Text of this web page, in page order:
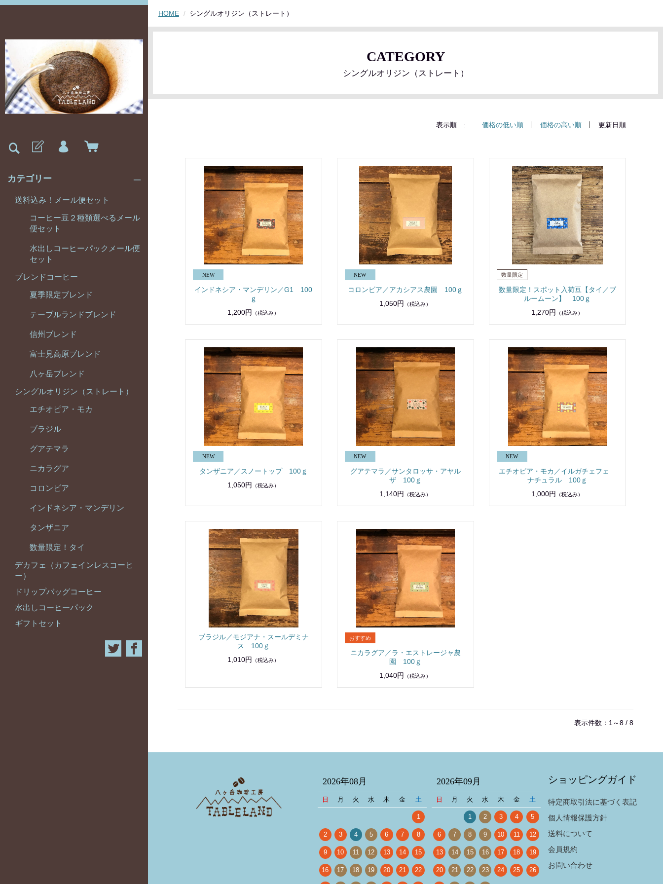
カテゴリー
送料込み！メール便セット
コーヒー豆２種類選べるメール
便セット
水出しコーヒーパックメール便
セット
ブレンドコーヒー
夏季限定ブレンド
テーブルランドブレンド
信州ブレンド
富士見高原ブレンド
八ヶ岳ブレンド
シングルオリジン（ストレート）
エチオピア・モカ
ブラジル
グアテマラ
ニカラグア
コロンビア
インドネシア・マンデリン
タンザニア
数量限定！タイ
デカフェ（カフェインレスコーヒ
ー）
ドリップバッグコーヒー
水出しコーヒーパック
ギフトセット
HOME シングルオリジン（ストレート）
CATEGORY
シングルオリジン（ストレート）
表示順 : 価格の低い順 価格の高い順 更新日順
インドネシア・マンデリン／G1 100
ｇ
1,200円
（税込み）
コロンビア／アカシアス農園 100ｇ
1,050円
（税込み）
数量限定！スポット入荷豆【タイ／ブ
ルームーン】 100ｇ
1,270円
（税込み）
タンザニア／スノートップ 100ｇ
1,050円
（税込み）
グアテマラ／サンタロッサ・アヤル
ザ 100ｇ
1,140円
（税込み）
エチオピア・モカ／イルガチェフェ
ナチュラル 100ｇ
1,000円
（税込み）
ブラジル／モジアナ・スールデミナ
ス 100ｇ
1,010円
（税込み）
ニカラグア／ラ・エストレージャ農
園 100ｇ
1,040円
（税込み）
表示件数：1～8 / 8
2026年08月
日 月 火 水 木 金 土
1
2 3 4 5 6 7 8
9 10 11 12 13 14 15
16 17 18 19 20 21 22
2026年09月
日 月 火 水 木 金 土
1 2 3 4 5
6 7 8 9 10 11 12
13 14 15 16 17 18 19
20 21 22 23 24 25 26
ショッピングガイド
特定商取引法に基づく表記
個人情報保護方針
送料について
会員規約
お問い合わせ